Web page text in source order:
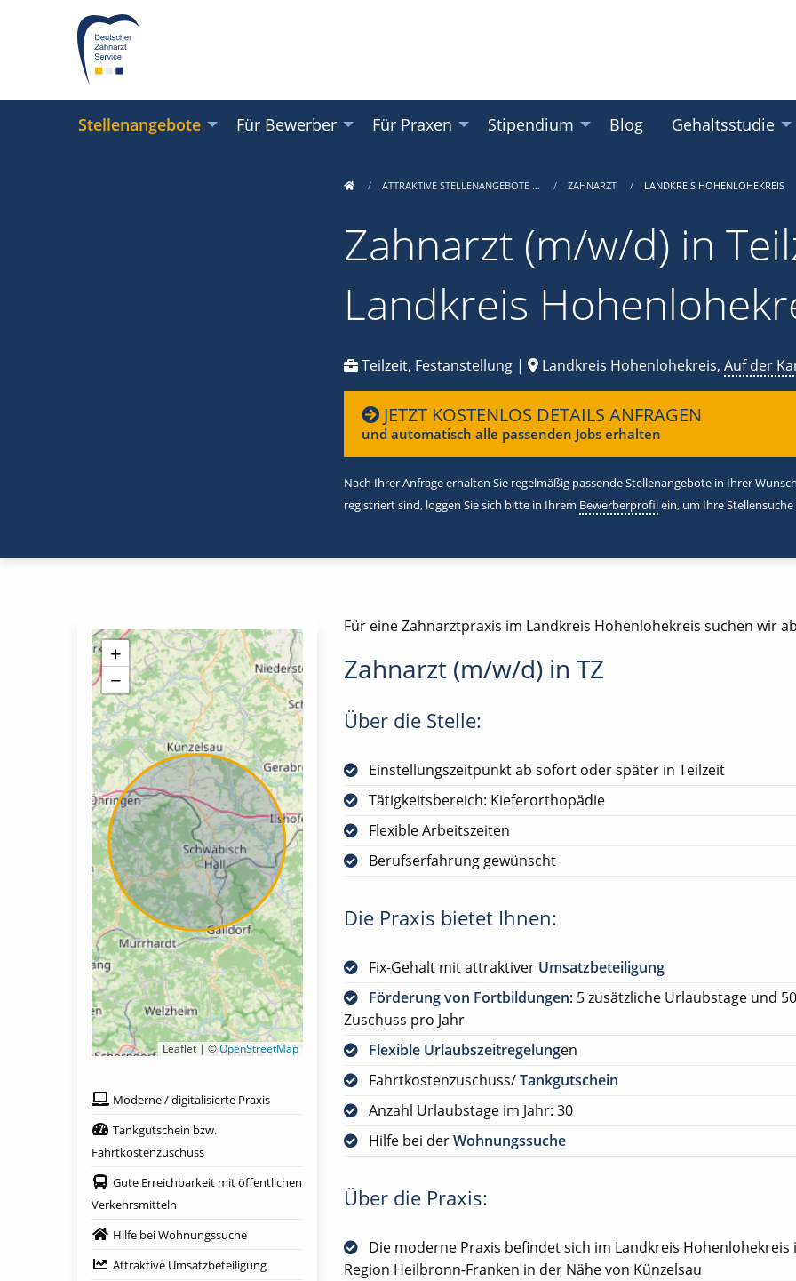
Stellenangebote Für Bewerber Für Praxen Stipendium Blog Gehaltsstudie
ATTRAKTIVE STELLENANGEBOTE … ZAHNARZT LANDKREIS HOHENLOHEKREIS
Zahnarzt (m/w/d) in
Landkreis
Teilzeit, Festanstellung | Landkreis Hohenlohekreis, Auf der
JETZT KOSTENLOS DETAILS ANFRAGEN
und automatisch alle passenden Jobs erhalten
Nach Ihrer Anfrage erhalten Sie regelmäßig passende Stellenangebote in Ihrer
registriert sind, loggen Sie sich bitte in Ihrem Bewerberprofilein, um Ihre
Für eine Zahnarztpraxis im Landkreis Hohenlohekreis suchen wir
Zahnarzt (m/w/d) in TZ
Über die Stelle:
Einstellungszeitpunkt ab sofort oder später in Teilzeit
Tätigkeitsbereich: Kieferorthopädie
Flexible Arbeitszeiten
Berufserfahrung gewünscht
Die Praxis bietet Ihnen:
Fix-Gehalt mit attraktiver Umsatzbeteiligung
Förderung von Fortbildungen: 5 zusätzliche Urlaubstage und
Zuschuss pro Jahr
Flexible Urlaubszeitregelungen
Fahrtkostenzuschuss/Tankgutschein
Anzahl Urlaubstage im Jahr: 30
Hilfe bei derWohnungssuche
Über die Praxis:
Die moderne Praxis befindet sich im Landkreis Hohenlohekreis
Region Heilbronn-Franken in der Nähe von Künzelsau
+
−
Leaflet | ©OpenStreetMap
Moderne / digitalisierte Praxis
Tankgutschein bzw.
Fahrtkostenzuschuss
Gute Erreichbarkeit mit öffentlichen
Verkehrsmitteln
Hilfe bei Wohnungssuche
Attraktive Umsatzbeteiligung